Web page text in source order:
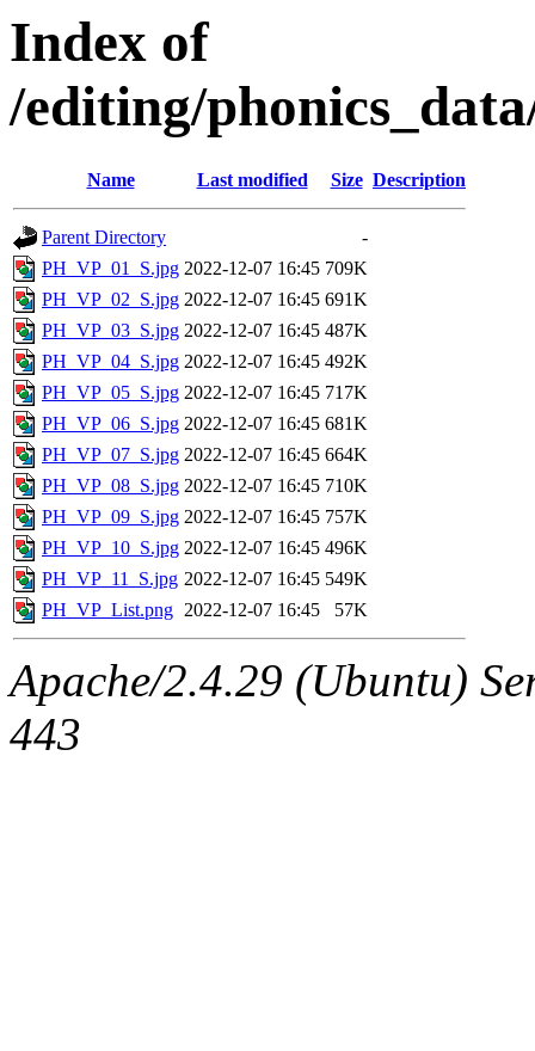
Index of
/editing/
Name Last modified Size Description
Parent Directory
-
PH_VP_01_S.jpg 2022-12-07 16:45 709K
PH_VP_02_S.jpg 2022-12-07 16:45 691K
PH_VP_03_S.jpg 2022-12-07 16:45 487K
PH_VP_04_S.jpg 2022-12-07 16:45 492K
PH_VP_05_S.jpg 2022-12-07 16:45 717K
PH_VP_06_S.jpg 2022-12-07 16:45 681K
PH_VP_07_S.jpg 2022-12-07 16:45 664K
PH_VP_08_S.jpg 2022-12-07 16:45 710K
PH_VP_09_S.jpg 2022-12-07 16:45 757K
PH_VP_10_S.jpg 2022-12-07 16:45 496K
PH_VP_11_S.jpg 2022-12-07 16:45 549K
PH_VP_List.png 2022-12-07 16:45 57K
Apache/2.4.29 (Ubuntu)
443